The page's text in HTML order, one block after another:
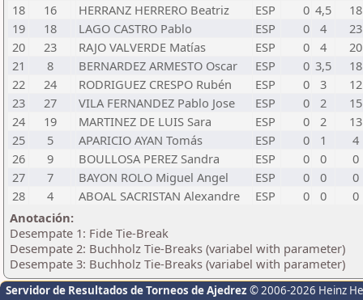
18
16 HERRANZ HERRERO Beatriz ESP 0 4,5
18
19
18 LAGO CASTRO Pablo ESP 0 4
23
20
23 RAJO VALVERDE Matías ESP 0 4
20
21
8 BERNARDEZ ARMESTO Oscar ESP 0 3,5
18
22
24 RODRIGUEZ CRESPO Rubén ESP 0 3
12
23
27 VILA FERNANDEZ Pablo Jose ESP 0 2
15
24
19 MARTINEZ DE LUIS Sara ESP 0 2
13
25
5 APARICIO AYAN Tomás ESP 0 1
4
26
9 BOULLOSA PEREZ Sandra ESP 0 0
0
27
7 BAYON ROLO Miguel Angel ESP 0 0
0
28
4 ABOAL SACRISTAN Alexandre ESP 0 0
0
Anotación:
Desempate 1: Fide Tie-Break
Desempate 2: Buchholz Tie-Breaks (variabel with parameter)
Desempate 3: Buchholz Tie-Breaks (variabel with parameter)
Servidor de Resultados de Torneos de Ajedrez © 2006-2026 Heinz